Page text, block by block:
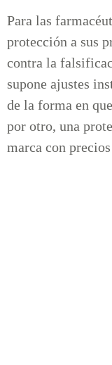
Para las
protección a sus
contra la
supone ajustes
de la forma en
por otro, una
marca con